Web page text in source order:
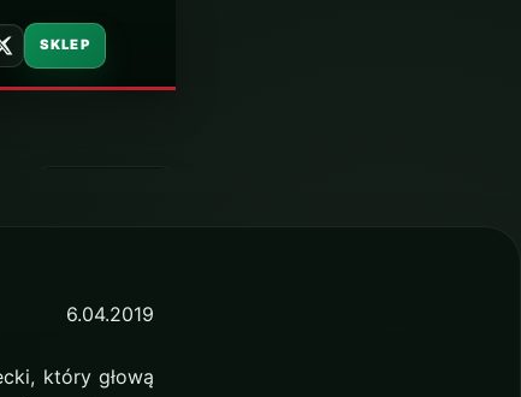
SKLEP
6.04.2019
który głową